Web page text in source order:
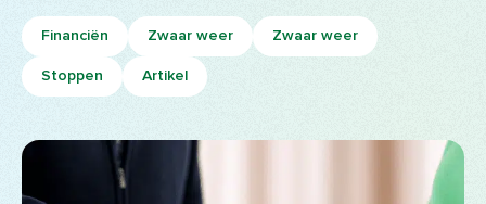
Financiën Zwaar weer Zwaar weer
Stoppen Artikel